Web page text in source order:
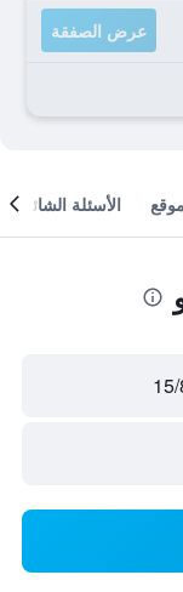
عرض الصفقة
الأسئلة الشائعة